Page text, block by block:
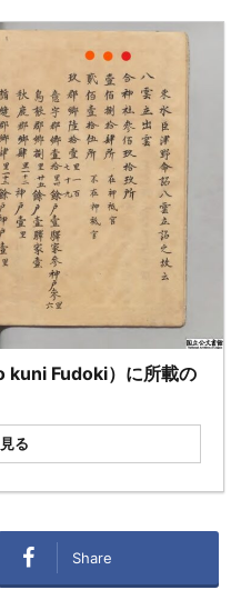
kuni Fudoki）に所載の
る
Share